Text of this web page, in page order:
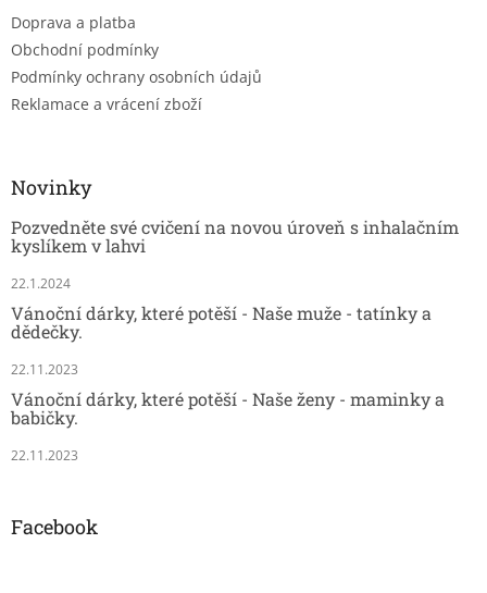
Doprava a platba
Obchodní podmínky
Podmínky ochrany osobních údajů
Reklamace a vrácení zboží
Novinky
Pozvedněte své cvičení na novou úroveň s inhalačním
kyslíkem v lahvi
22.1.2024
Vánoční dárky, které potěší - Naše muže - tatínky a
dědečky.
22.11.2023
Vánoční dárky, které potěší - Naše ženy - maminky a
babičky.
22.11.2023
Facebook